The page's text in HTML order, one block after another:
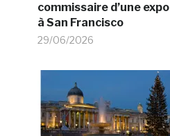
commissaire d’une expo
à San Francisco
29/06/2026